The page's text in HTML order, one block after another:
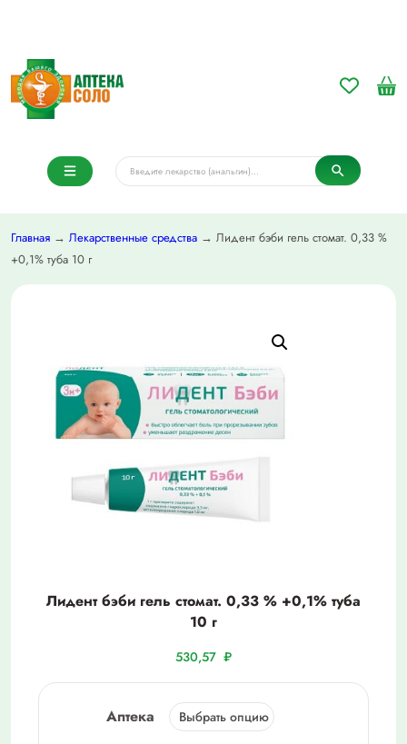
Главная → Лекарственные средства → Лидент бэби гель стомат. 0,33 %
+0,1% туба 10 г
Лидент бэби гель стомат. 0,33 % +0,1% туба
10 г
530,57 ₽
Аптека